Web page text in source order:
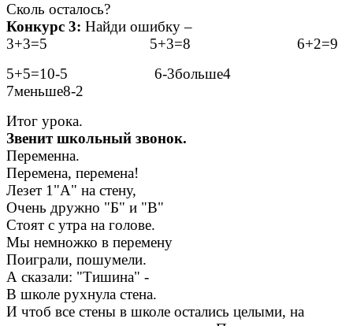
Сколь осталось?
Конкурс 3: Найди ошибку –
3+3=5 5+3=8 6+2=9
5+5=10-5 6-3больше4
7меньше8-2
Итог урока.
Звенит школьный звонок.
Переменна.
Перемена, перемена!
Лезет 1"А" на стену,
Очень дружно "Б" и "В"
Стоят с утра на голове.
Мы немножко в перемену
Поиграли, пошумели.
А сказали: "Тишина" -
В школе рухнула стена.
И чтоб все стены в школе остались целыми, на